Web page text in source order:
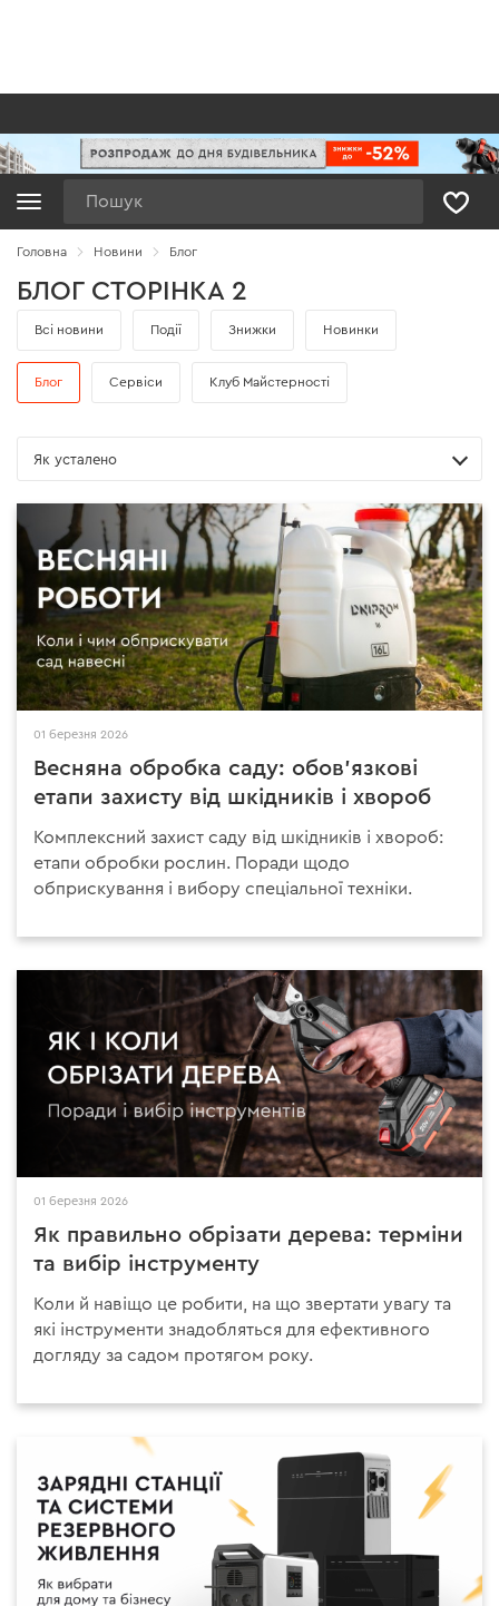
Головна Новини Блог
БЛОГ СТОРІНКА 2
Всі новини Події Знижки Новинки
Блог Сервіси Клуб Майстерності
Як усталено
01 березня 2026
Весняна обробка саду: обов'язкові
етапи захисту від шкідників і хвороб
Комплексний захист саду від шкідників і хвороб:
етапи обробки рослин. Поради щодо
обприскування і вибору спеціальної техніки.
01 березня 2026
Як правильно обрізати дерева: терміни
та вибір інструменту
Коли й навіщо це робити, на що звертати увагу та
які інструменти знадобляться для ефективного
догляду за садом протягом року.